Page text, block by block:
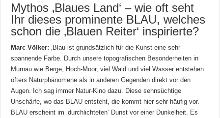
Mythos ‚Blaues Land‘ – wie oft seht
Ihr dieses prominente BLAU, welches
schon die ‚Blauen Reiter‘ inspirierte?
Marc Völker: ‚Blau ist grundsätzlich für die Kunst eine sehr
spannende Farbe. Durch unsere topografischen Besonderheiten in
Murnau wie Berge, Hoch-Moor, viel Wald und viel Wasser entstehen
öfters Naturphänomene als in anderen Gegenden direkt vor den
Augen. Ich sag immer Natur-Kino dazu. Diese sehnsüchtige
Unschärfe, wo das BLAU entsteht, die kommt hier sehr häufig vor.
BLAU erscheint im ‚durchlichteten‘ Dunst vor einer Dunkelheit. Es